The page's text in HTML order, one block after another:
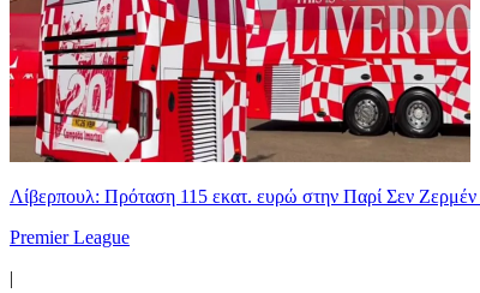
Λίβερπουλ: Πρόταση 115 εκατ. ευρώ στην Παρί Σεν
Premier League
|